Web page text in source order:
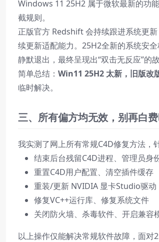
Windows 11 25H2 属于微软最新的功
截规则。
正版官方 Redshift 会持续跟进系统更
续更新适配能力。25H2全新的系统安
静默退出，最终呈现出“双击无反应”的故
简单总结： Win11 25H2 太新，旧版改
临时解决。
三、所有偏方均无效，别再白
我实测了网上所有常规C4D修复方法，
结束后台残留C4D进程、管理员身
重置C4D用户配置、清空插件缓存
重装/更新 NVIDIA 显卡Studio驱动
修复VC++运行库、修复系统文件
关闭防火墙、杀毒软件、开启兼容
以上操作仅能解决常规软件故障，面对